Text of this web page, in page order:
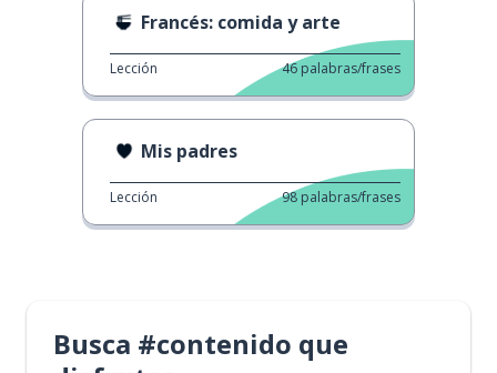
Francés: comida y arte
Lección 46 palabras/frases
Mis padres
Lección 98 palabras/frases
Busca #contenido que